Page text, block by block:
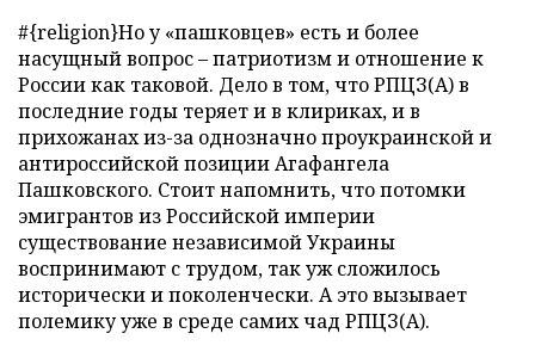
#{religion}Но у «пашковцев» есть и более
насущный вопрос – патриотизм и отношение к
России как таковой. Дело в том, что РПЦЗ(А) в
последние годы теряет и в клириках, и в
прихожанах из-за однозначно проукраинской и
антироссийской позиции Агафангела
Пашковского. Стоит напомнить, что потомки
эмигрантов из Российской империи
существование независимой Украины
воспринимают с трудом, так уж сложилось
исторически и поколенчески. А это вызывает
полемику уже в среде самих чад РПЦЗ(А).